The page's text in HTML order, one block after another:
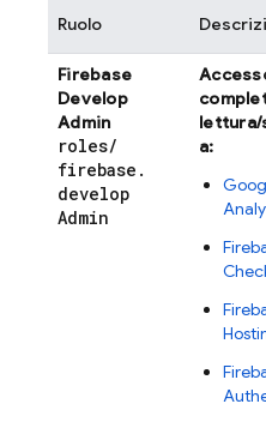
Ruolo
Firebase
Develop
Admin
roles/
firebase .
develop
Admin
a: